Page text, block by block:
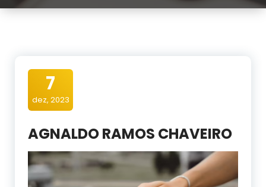
7
dez, 2023
AGNALDO RAMOS CHAVEIRO